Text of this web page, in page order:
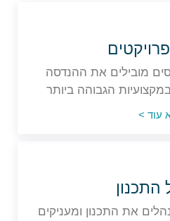
מובילים את ההנדסה
הגבוהה ביותר
עוד >
התכנון
את התכנון ומעניקים